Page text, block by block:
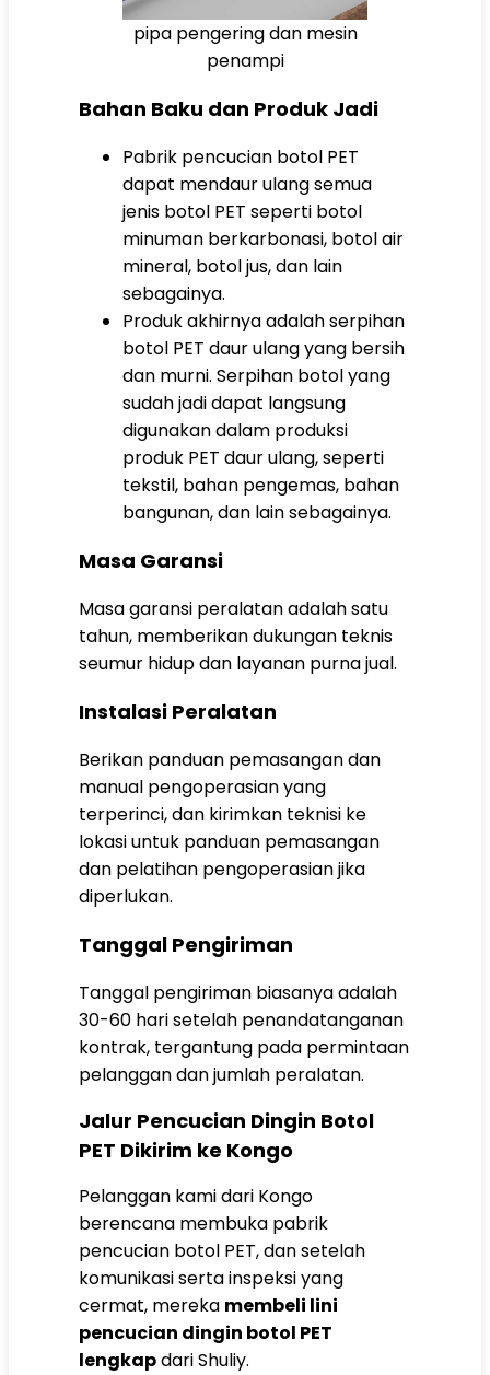
pipa pengering dan mesin
penampi
Bahan Baku dan Produk Jadi
Pabrik pencucian botol PET
dapat mendaur ulang semua
jenis botol PET seperti botol
minuman berkarbonasi, botol air
mineral, botol jus, dan lain
sebagainya.
Produk akhirnya adalah serpihan
botol PET daur ulang yang bersih
dan murni. Serpihan botol yang
sudah jadi dapat langsung
digunakan dalam produksi
produk PET daur ulang, seperti
tekstil, bahan pengemas, bahan
bangunan, dan lain sebagainya.
Masa Garansi
Masa garansi peralatan adalah satu
tahun, memberikan dukungan teknis
seumur hidup dan layanan purna jual.
Instalasi Peralatan
Berikan panduan pemasangan dan
manual pengoperasian yang
terperinci, dan kirimkan teknisi ke
lokasi untuk panduan pemasangan
dan pelatihan pengoperasian jika
diperlukan.
Tanggal Pengiriman
Tanggal pengiriman biasanya adalah
30-60 hari setelah penandatanganan
kontrak, tergantung pada permintaan
pelanggan dan jumlah peralatan.
Jalur Pencucian Dingin Botol
PET Dikirim ke Kongo
Pelanggan kami dari Kongo
berencana membuka pabrik
pencucian botol PET, dan setelah
komunikasi serta inspeksi yang
cermat, mereka membeli lini
pencucian dingin botol PET
lengkapdari Shuliy.